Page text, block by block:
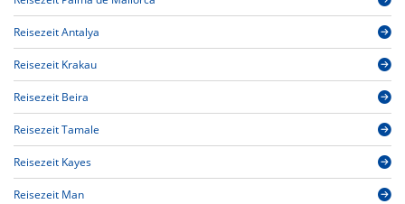
Reisezeit Antalya
Reisezeit Krakau
Reisezeit Beira
Reisezeit Tamale
Reisezeit Kayes
Reisezeit Man